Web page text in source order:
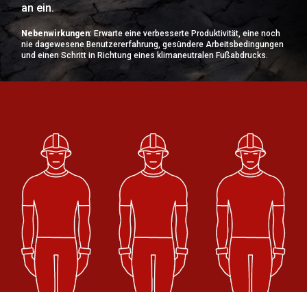
an ein.
Nebenwirkungen: Erwarte eine verbesserte Produktivität, eine noch
nie dagewesene Benutzererfahrung, gesündere Arbeitsbedingungen
und einen Schritt in Richtung eines klimaneutralen Fußabdrucks.